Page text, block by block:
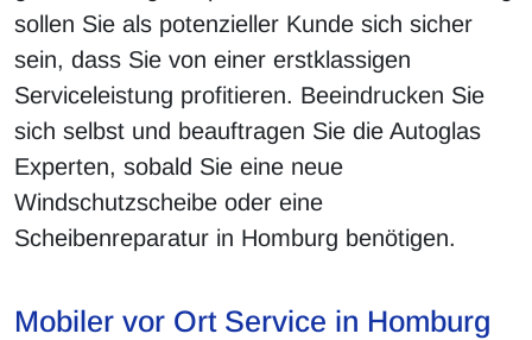
sollen Sie als potenzieller Kunde sich sicher
sein, dass Sie von einer erstklassigen
Serviceleistung profitieren. Beeindrucken Sie
sich selbst und beauftragen Sie die Autoglas
Experten, sobald Sie eine neue
Windschutzscheibe oder eine
Scheibenreparatur in Homburg benötigen.
Mobiler vor Ort Service in Homburg